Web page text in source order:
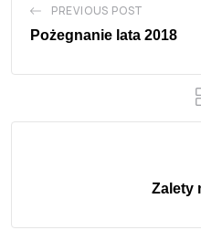
PREVIOUS POST
Pożegnanie lata 2018
Zalety